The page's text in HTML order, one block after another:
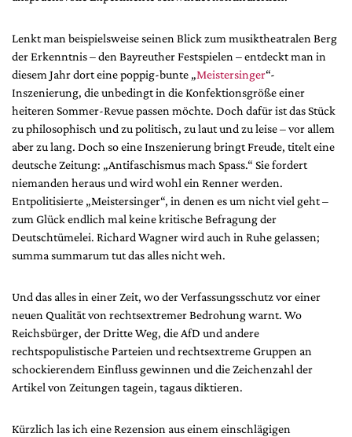
Lenkt man beispielsweise seinen Blick zum musiktheatralen Berg
der Erkenntnis – den Bayreuther Festspielen – entdeckt man in
diesem Jahr dort eine poppig-bunte „Meistersinger“-
Inszenierung, die unbedingt in die Konfektionsgröße einer
heiteren Sommer-Revue passen möchte. Doch dafür ist das Stück
zu philosophisch und zu politisch, zu laut und zu leise – vor allem
aber zu lang. Doch so eine Inszenierung bringt Freude, titelt eine
deutsche Zeitung: „Antifaschismus mach Spass.“ Sie fordert
niemanden heraus und wird wohl ein Renner werden.
Entpolitisierte „Meistersinger“, in denen es um nicht viel geht –
zum Glück endlich mal keine kritische Befragung der
Deutschtümelei. Richard Wagner wird auch in Ruhe gelassen;
summa summarum tut das alles nicht weh.
Und das alles in einer Zeit, wo der Verfassungsschutz vor einer
neuen Qualität von rechtsextremer Bedrohung warnt. Wo
Reichsbürger, der Dritte Weg, die AfD und andere
rechtspopulistische Parteien und rechtsextreme Gruppen an
schockierendem Einfluss gewinnen und die Zeichenzahl der
Artikel von Zeitungen tagein, tagaus diktieren.
Kürzlich las ich eine Rezension aus einem einschlägigen